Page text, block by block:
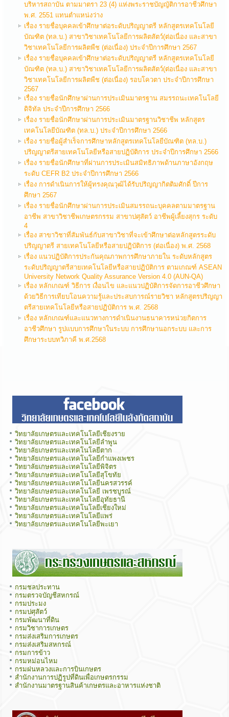
บริหารสถาบัน ตามมาตรา 23 (4) แห่งพระราชบัญญัติการอาชีวศึกษา
พ.ศ. 2551 แทนตำแหน่งว่าง
เรื่อง รายชื่อบุคคลเข้าศึกษาต่อระดับปริญญาตรี หลักสูตรเทคโนโลยี
บัณฑิต (ทล.บ.) สาขาวิชาเทคโนโลยีการผลิตสัตว์(ต่อเนื่อง และสาขา
วิชาเทคโนโลยีการผลิตพืช (ต่อเนื่อง) ประจำปีการศึกษา 2567
เรื่อง รายชื่อบุคคลเข้าศึกษาต่อระดับปริญญาตรี หลักสูตรเทคโนโลยี
บัณฑิต (ทล.บ.) สาขาวิชาเทคโนโลยีการผลิตสัตว์(ต่อเนื่อง และสาขา
วิชาเทคโนโลยีการผลิตพืช (ต่อเนื่อง) รอบโควตา ประจำปีการศึกษา
2567
เรื่อง รายชื่อนักศึกษาผ่านการประเมินมาตรฐาน สมรรถนะเทคโนโลยี
ดิจิทัล ประจำปีการศึกษา 2566
เรื่อง รายชื่อนักศึกษาผ่านการประเมินมาตรฐานวิชาชีพ หลักสูตร
เทคโนโลยีบัณฑิต (ทล.บ.) ประจำปีการศึกษา 2566
เรื่อง รายชื่อผู้สำเร็จการศึกษาหลักสูตรเทคโนโลยีบัณฑิต (ทล.บ.)
ปริญญาตรีสายเทคโนโลยีหรือสายปฏิบัติการ ประจำปีการศึกษา 2566
เรื่อง รายชื่อนักศึกษาที่ผ่านการประเมินสมิทธิภาพด้านภาษาอังกฤษ
ระดับ CEFR B2 ประจำปีการศึกษา 2566
เรื่อง การดำเนินการให้ผู้ทรงคุณวุฒิได้รับปริญญากิตติมศักดิ์ ปีการ
ศึกษา 2567
เรื่อง รายชื่อนักศึกษาผ่านการประเมินสมรรถนะบุคคลตามมาตรฐาน
อาชีพ สาขาวิชาชีพเกษตรกรรม สาขาปศุสัตว์ อาชีพผู้เลี้ยงสุกร ระดับ
4
เรื่อง สาขาวิชาที่สัมพันธ์กับสาขาวิชาที่จะเข้าศึกษาต่อหลักสูตรระดับ
ปริญญาตรี สายเทคโนโลยีหรือสายปฏิบัติการ (ต่อเนื่อง) พ.ศ. 2568
เรื่อง แนวปฏิบัติการประกันคุณภาพการศึกษาภายใน ระดับหลักสูตร
ระดับปริญญาตรีสายเทคโนโลยีหรือสายปฏิบัติการ ตามเกณฑ์ ASEAN
University Network Quality Assurance Version 4.0 (AUN-QA)
เรื่อง หลักเกณฑ์ วิธีการ เงื่อนไข และแนวปฏิบัติการจัดการอาชีวศึกษา
ด้วยวิธีการเทียบโอนความรู้และประสบการณ์รายวิชา หลักสูตรปริญญา
ตรีสายเทคโนโลยีหรือสายปฏิบัติการ พ.ศ. 2568
เรื่อง หลักเกณฑ์และแนวทางการดำเนินงานธนาคารหน่วยกิตการ
อาชีวศึกษา รูปแบบการศึกษาในระบบ การศึกษานอกระบบ และการ
ศึกษาระบบทวิภาคี พ.ศ.2568
วิทยาลัยเกษตรและเทคโนโลยีเชียงราย
วิทยาลัยเกษตรและเทคโนโลยีลำพูน
วิทยาลัยเกษตรและเทคโนโลยีตาก
วิทยาลัยเกษตรและเทคโนโลยีกำแพงเพชร
วิทยาลัยเกษตรและเทคโนโลยีพิจิตร
วิทยาลัยเกษตรและเทคโนโลยีสุโขทัย
วิทยาลัยเกษตรและเทคโนโลยีนครสวรรค์
วิทยาลัยเกษตรและเทคโนโลยี เพรชบูรณ์
วิทยาลัยเกษตรและเทคโนโลยีอุทัยธานี
วิทยาลัยเกษตรและเทคโนโลยีเชียงใหม่
วิทยาลัยเกษตรและเทคโนโลยีแพร่
วิทยาลัยเกษตรและเทคโนโลยีพะเยา
กรมชลประทาน
กรมตรวจบัญชีสหกรณ์
กรมประมง
กรมปศุสัตว์
กรมพัฒนาที่ดิน
กรมวิชาการเกษตร
กรมส่งเสริมการเกษตร
กรมส่งเสริมสหกรณ์
กรมการข้าว
กรมหม่อนไหม
กรมฝนหลวงและการบินเกษตร
สำนักงานการปฏิรูปที่ดินเพื่อเกษตรกรรม
สำนักงานมาตรฐานสินค้าเกษตรและอาหารแห่งชาติ